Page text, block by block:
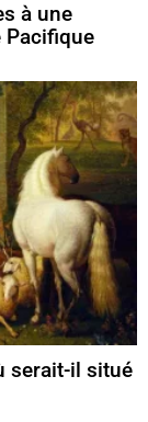
à une
Pacifique
serait-il situé